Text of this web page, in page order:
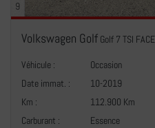
9
Volkswagen Golf Golf 7 TSI
Véhicule :
Occasion
Date immat. :
10-2019
Km :
112.900 Km
Carburant :
Essence